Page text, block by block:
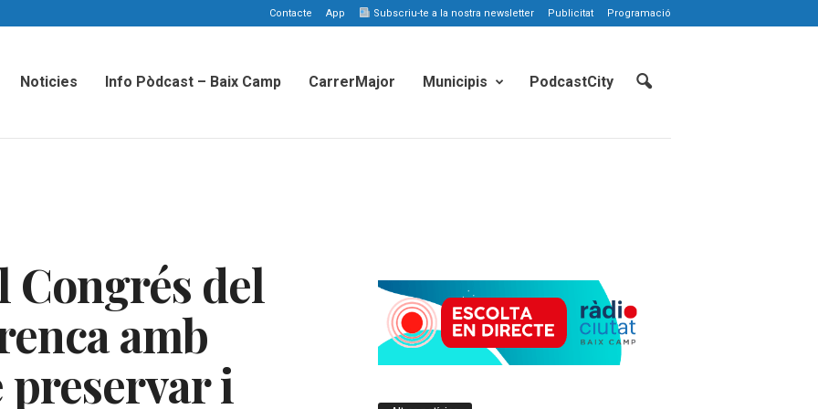
Contacte App Subscriu-te a la nostra newsletter Publicitat Programació
Noticies Info Pòdcast – Baix Camp CarrerMajor Municipis PodcastCity
Congrés del
amb
preservar i